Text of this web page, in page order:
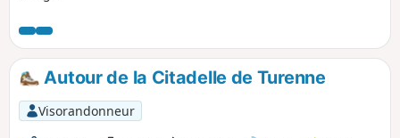
Autour de la Citadelle de Turenne
Visorandonneur